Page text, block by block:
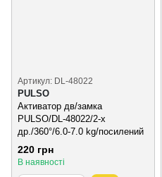
Артикул: DL-48022
PULSO
Активатор дв/замка
PULSO/DL-48022/2-х
др./360°/6.0-7.0 kg/посилений
220 грн
В наявності